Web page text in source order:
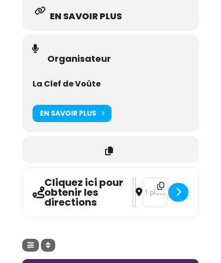
EN SAVOIR PLUS
Organisateur
La Clef de Voûte
EN SAVOIR PLUS
Cliquez ici pour
obtenir les
directions
Address - Milo Volson
Destination Address -